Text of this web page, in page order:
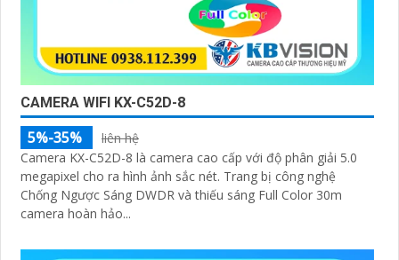
CAMERA WIFI KX-C52D-8
5%-35%
liên hệ
Camera KX-C52D-8 là camera cao cấp với độ phân giải 5.0
megapixel cho ra hình ảnh sắc nét. Trang bị công nghệ
Chống Ngược Sáng DWDR và thiếu sáng Full Color 30m
camera hoàn hảo...